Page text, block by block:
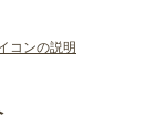
コンの説明